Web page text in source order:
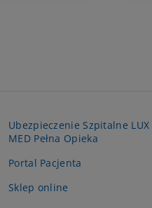
Ubezpieczenie Szpitalne LUX
MED Pełna Opieka
Portal Pacjenta
Sklep online